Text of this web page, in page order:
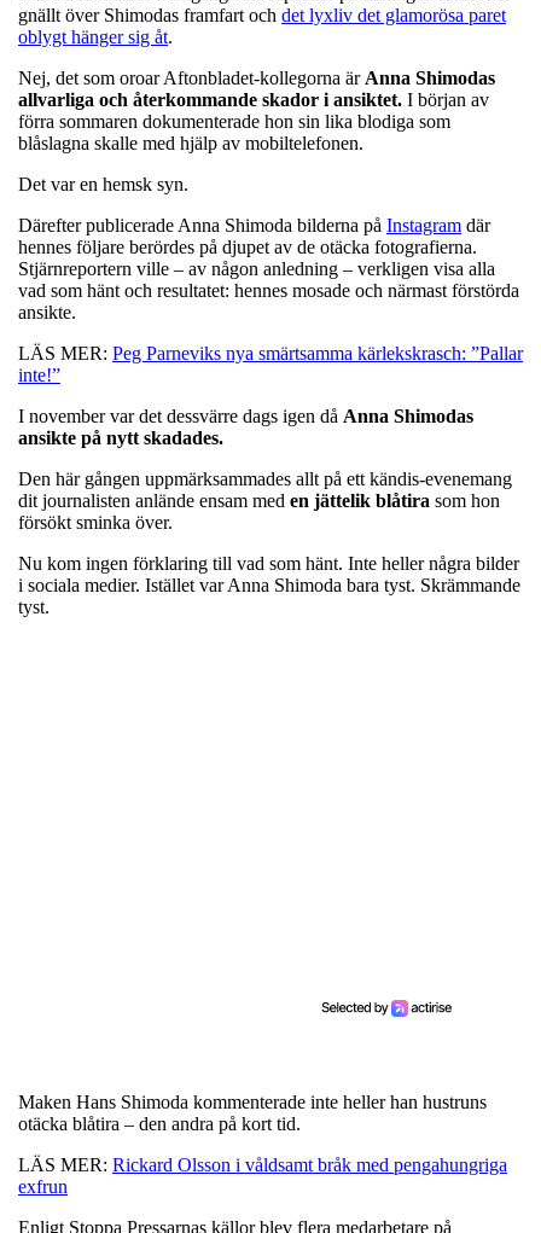
gnällt över Shimodas framfart och det lyxliv det glamorösa paret
oblygt hänger sig åt.
Nej, det som oroar Aftonbladet-kollegorna är Anna Shimodas
allvarliga och återkommande skador i ansiktet. I början av
förra sommaren dokumenterade hon sin lika blodiga som
blåslagna skalle med hjälp av mobiltelefonen.
Det var en hemsk syn.
Därefter publicerade Anna Shimoda bilderna på Instagram där
hennes följare berördes på djupet av de otäcka fotografierna.
Stjärnreportern ville – av någon anledning – verkligen visa alla
vad som hänt och resultatet: hennes mosade och närmast förstörda
ansikte.
LÄS MER: Peg Parneviks nya smärtsamma kärlekskrasch: ”Pallar
inte!”
I november var det dessvärre dags igen då Anna Shimodas
ansikte på nytt skadades.
Den här gången uppmärksammades allt på ett kändis-evenemang
dit journalisten anlände ensam med en jättelik blåtira som hon
försökt sminka över.
Nu kom ingen förklaring till vad som hänt. Inte heller några bilder
i sociala medier. Istället var Anna Shimoda bara tyst. Skrämmande
tyst.
Maken Hans Shimoda kommenterade inte heller han hustruns
otäcka blåtira – den andra på kort tid.
LÄS MER: Rickard Olsson i våldsamt bråk med pengahungriga
exfrun
Enligt Stoppa Pressarnas källor blev flera medarbetare på